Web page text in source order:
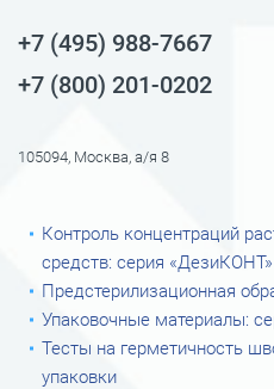
+7 (495) 988-7667
+7 (800) 201-0202
105094, Москва, а/я 8
Контроль концентраций
средств: серия «ДезиКОНТ»
Предстерилизационная
Упаковочные материалы:
Тесты на герметичность
упаковки